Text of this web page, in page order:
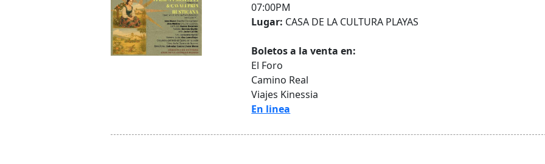
07:00PM
Lugar: CASA DE LA CULTURA PLAYAS
Boletos a la venta en:
El Foro
Camino Real
Viajes Kinessia
En linea